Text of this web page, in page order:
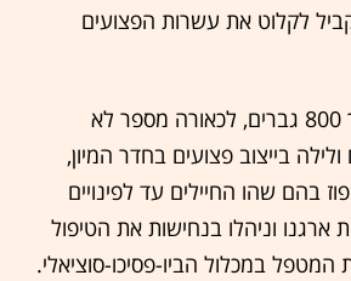
לקלוט את עשרות הפצועים
60 אחיות-נשים מתוך 800 גברים, לכאורה מספר לא
בייצוב פצועים בחדר המיון,
בהם שהו החיילים עד לפינויים
ארגנו וניהלו בנחישות את הטיפול
המטפל במכלול הביו-פסיכו-סוציאלי.